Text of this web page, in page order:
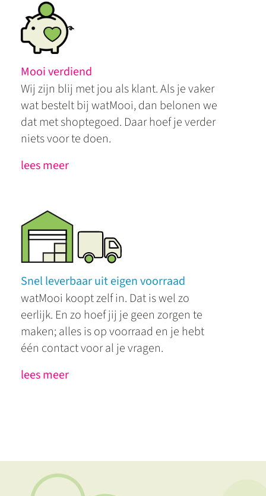
Mooi verdiend
Wij zijn blij met jou als klant. Als je vaker
wat bestelt bij watMooi, dan belonen we
dat met shoptegoed. Daar hoef je verder
niets voor te doen.
lees meer
Snel leverbaar uit eigen voorraad
watMooi koopt zelf in. Dat is wel zo
eerlijk. En zo hoef jij je geen zorgen te
maken; alles is op voorraad en je hebt
één contact voor al je vragen.
lees meer